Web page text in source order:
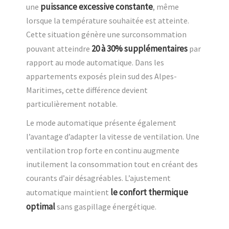
une puissance excessive constante, même
lorsque la température souhaitée est atteinte.
Cette situation génère une surconsommation
pouvant atteindre 20 à 30% supplémentaires par
rapport au mode automatique. Dans les
appartements exposés plein sud des Alpes-
Maritimes, cette différence devient
particulièrement notable.
Le mode automatique présente également
l’avantage d’adapter la vitesse de ventilation. Une
ventilation trop forte en continu augmente
inutilement la consommation tout en créant des
courants d’air désagréables. L’ajustement
automatique maintient le confort thermique
optimalsans gaspillage énergétique.